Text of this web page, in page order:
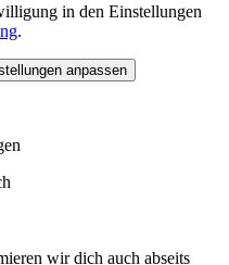
in den Einstellungen
.
anpassen
wir dich auch abseits